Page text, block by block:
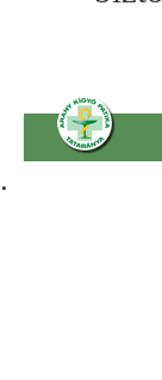
.